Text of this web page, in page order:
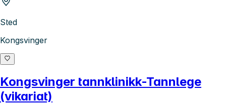
Sted
Kongsvinger
Kongsvinger tannklinikk-Tannlege
(vikariat)